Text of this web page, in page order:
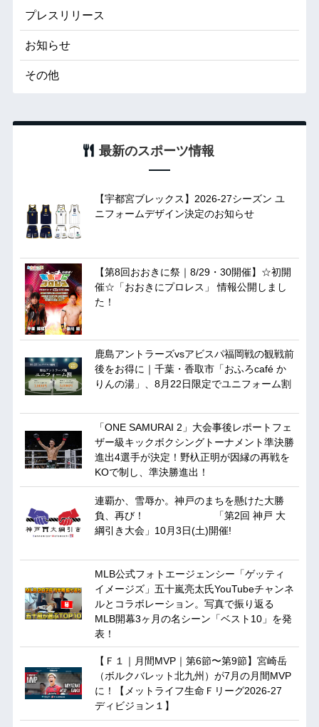
プレスリリース
お知らせ
その他
最新のスポーツ情報
【宇都宮ブレックス】2026-27シーズン ユ
ニフォームデザイン決定のお知らせ
【第8回おおきに祭｜8/29・30開催】☆初開
催☆「おおきにプロレス」 情報公開しまし
た！
鹿島アントラーズvsアビスパ福岡戦の観戦前
後をお得に｜千葉・香取市「おふろcafé か
りんの湯」、8月22日限定でユニフォーム割
「ONE SAMURAI 2」大会事後レポートフェ
ザー級キックボクシングトーナメント準決勝
進出4選手が決定！野杁正明が因縁の再戦を
KOで制し、準決勝進出！
連覇か、雪辱か。神戸のまちを懸けた大勝
負、再び！ 「第2回 神戸 大
綱引き大会」10月3日(土)開催!
MLB公式フォトエージェンシー「ゲッティ
イメージズ」五十嵐亮太氏YouTubeチャンネ
ルとコラボレーション。写真で振り返る
MLB開幕3ヶ月の名シーン「ベスト10」を発
表！
【Ｆ１｜月間MVP｜第6節〜第9節】宮崎岳
（ボルクバレット北九州）が7月の月間MVP
に！【メットライフ生命Ｆリーグ2026-27
ディビジョン１】